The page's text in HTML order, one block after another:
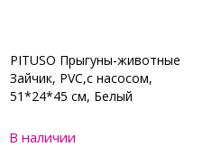
PITUSO Прыгуны-животные
Зайчик, PVC,с насосом,
51*24*45 см, Белый
В наличии